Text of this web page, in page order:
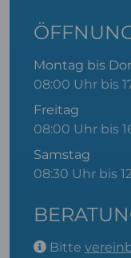
Montag bis
08:00 Uhr bis
Freitag
08:00 Uhr bis
Samstag
08:30 Uhr bis
Bitte